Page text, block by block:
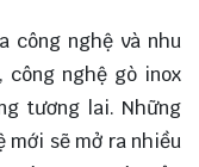
công nghệ và nhu
nghệ gò inox
tương lai. Những
sẽ mở ra nhiều